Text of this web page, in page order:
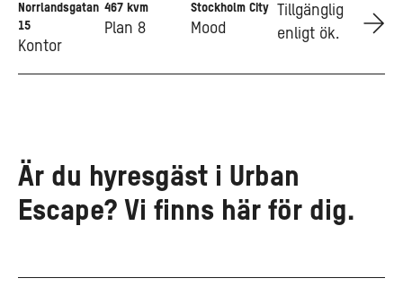
Go to Norrlandsgatan 15
Norrlandsgatan
15
Kontor
467 kvm
Plan 8
Stockholm City
Mood
Tillgänglig
enligt ök.
Är du hyresgäst i Urban
Escape? Vi finns här för dig.